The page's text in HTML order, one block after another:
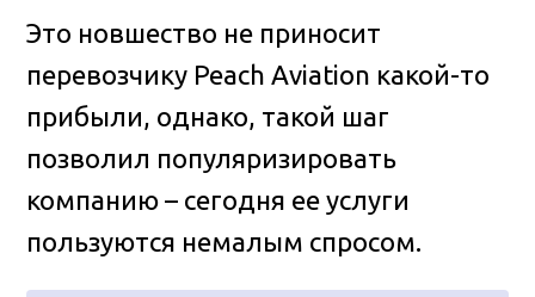
Это новшество не приносит
перевозчику Peach Aviation какой-то
прибыли, однако, такой шаг
позволил популяризировать
компанию – сегодня ее услуги
пользуются немалым спросом.